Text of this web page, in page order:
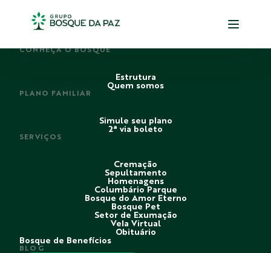
CONHEÇA O BOSQUE
Estrutura
Quem somos
PLANO FAMILIAR
Simule seu plano
2ª via boleto
SERVIÇOS
Cremação
Sepultamento
Homenagens
Columbário Parque
Bosque do Amor Eterno
Bosque Pet
Setor de Exumação
Vela Virtual
Obituário
Bosque de Benefícios
BLOG